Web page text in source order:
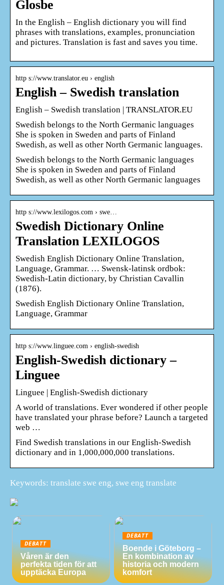
Glosbe
In the English – English dictionary you will find
phrases with translations, examples, pronunciation
and pictures. Translation is fast and saves you time.
http s://www.translator.eu › english
English – Swedish translation
English – Swedish translation | TRANSLATOR.EU
Swedish belongs to the North Germanic languages
She is spoken in Sweden and parts of Finland
Swedish, as well as other North Germanic languages.
Swedish belongs to the North Germanic languages
She is spoken in Sweden and parts of Finland
Swedish, as well as other North Germanic languages
http s://www.lexilogos.com › swe…
Swedish Dictionary Online
Translation LEXILOGOS
Swedish English Dictionary Online Translation,
Language, Grammar. … Swensk-latinsk ordbok:
Swedish-Latin dictionary, by Christian Cavallin
(1876).
Swedish English Dictionary Online Translation,
Language, Grammar
http s://www.linguee.com › english-swedish
English-Swedish dictionary –
Linguee
Linguee | English-Swedish dictionary
A world of translations. Ever wondered if other people
have translated your phrase before? Launch a targeted
web …
Find Swedish translations in our English-Swedish
dictionary and in 1,000,000,000 translations.
Keywords: translate swe eng, swe eng translate
DEBATT
Våren är den
perfekta tiden för att
upptäcka Europa
DEBATT
Boende i Göteborg –
En kombination av
historia och modern
komfort